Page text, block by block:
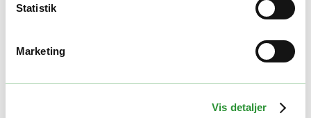
Statistik
Marketing
Vis detaljer